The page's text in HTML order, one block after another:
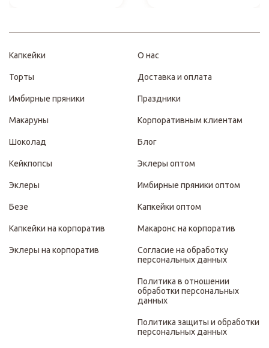
Капкейки
Торты
Имбирные пряники
Макаруны
Шоколад
Кейкпопсы
Эклеры
Безе
Капкейки на корпоратив
Эклеры на корпоратив
О нас
Доставка и оплата
Праздники
Корпоративным клиентам
Блог
Эклеры оптом
Имбирные пряники оптом
Капкейки оптом
Макаронс на корпоратив
Согласие на обработку
персональных данных
Политика в отношении
обработки персональных
данных
Политика защиты и обработки
персональных данных